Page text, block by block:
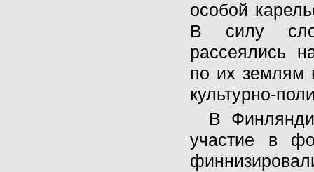
особой
В силу
рассеялись
по их землям
культурно-
В
участие в